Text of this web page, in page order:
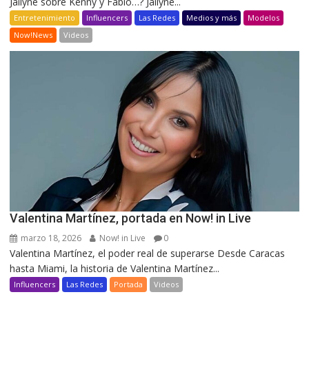
Entretenimiento Influencers Las Redes Medios y más
Modelos
Now!News
Videos
Valentina Martínez, portada en Now! in Live
marzo 18, 2026 Now! in Live 0
Valentina Martínez, el poder real de superarse Desde Caracas
hasta Miami, la historia de Valentina Martínez...
Influencers Las Redes Portada Videos